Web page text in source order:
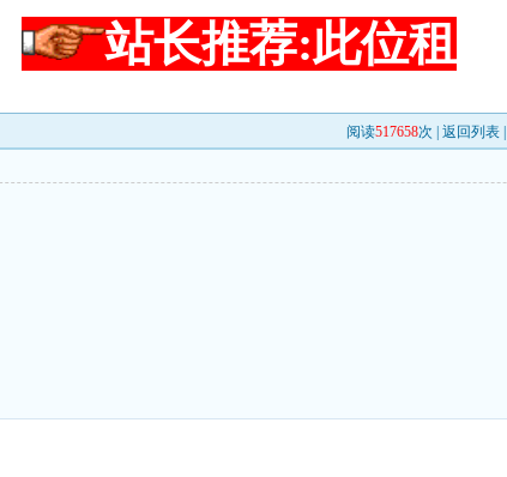
站长推荐:此位租
阅读517658次 |返回列表